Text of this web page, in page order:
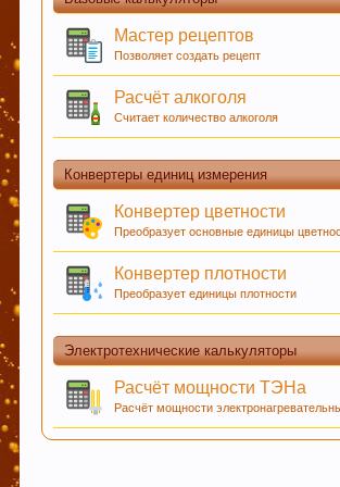
закладках. Тем самым нас
Любое общение, которое не
При приеме пива у мужчин
удовольствие вызывает только
отсутствии алкоголя.
Пиво богато антиоксидантами,
предотвратят рак.
Мастер рецептов
Позволяет создать рецепт
Расчёт алкоголя
Считает количество алкоголя
Конвертеры единиц измерения
Конвертер цветности
Преобразует основные единицы
Конвертер плотности
Преобразует единицы плотности
Электротехнические калькуляторы
Расчёт мощности ТЭНа
Расчёт мощности